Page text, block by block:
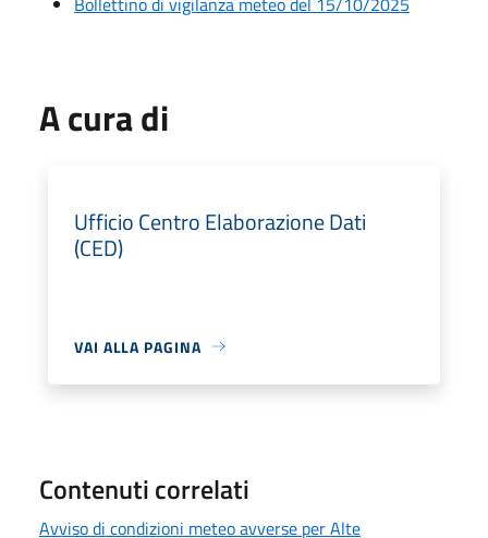
A cura di
Ufficio Centro Elaborazione Dati
(CED)
VAI ALLA PAGINA
Contenuti correlati
Avviso di condizioni meteo avverse per Alte